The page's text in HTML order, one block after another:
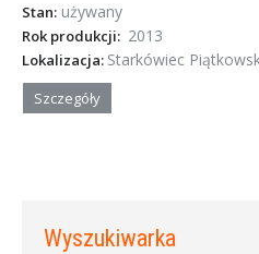
Stan: używany
Rok produkcji: 2013
Lokalizacja: Starkówiec
Szczegóły
Wyszukiwarka